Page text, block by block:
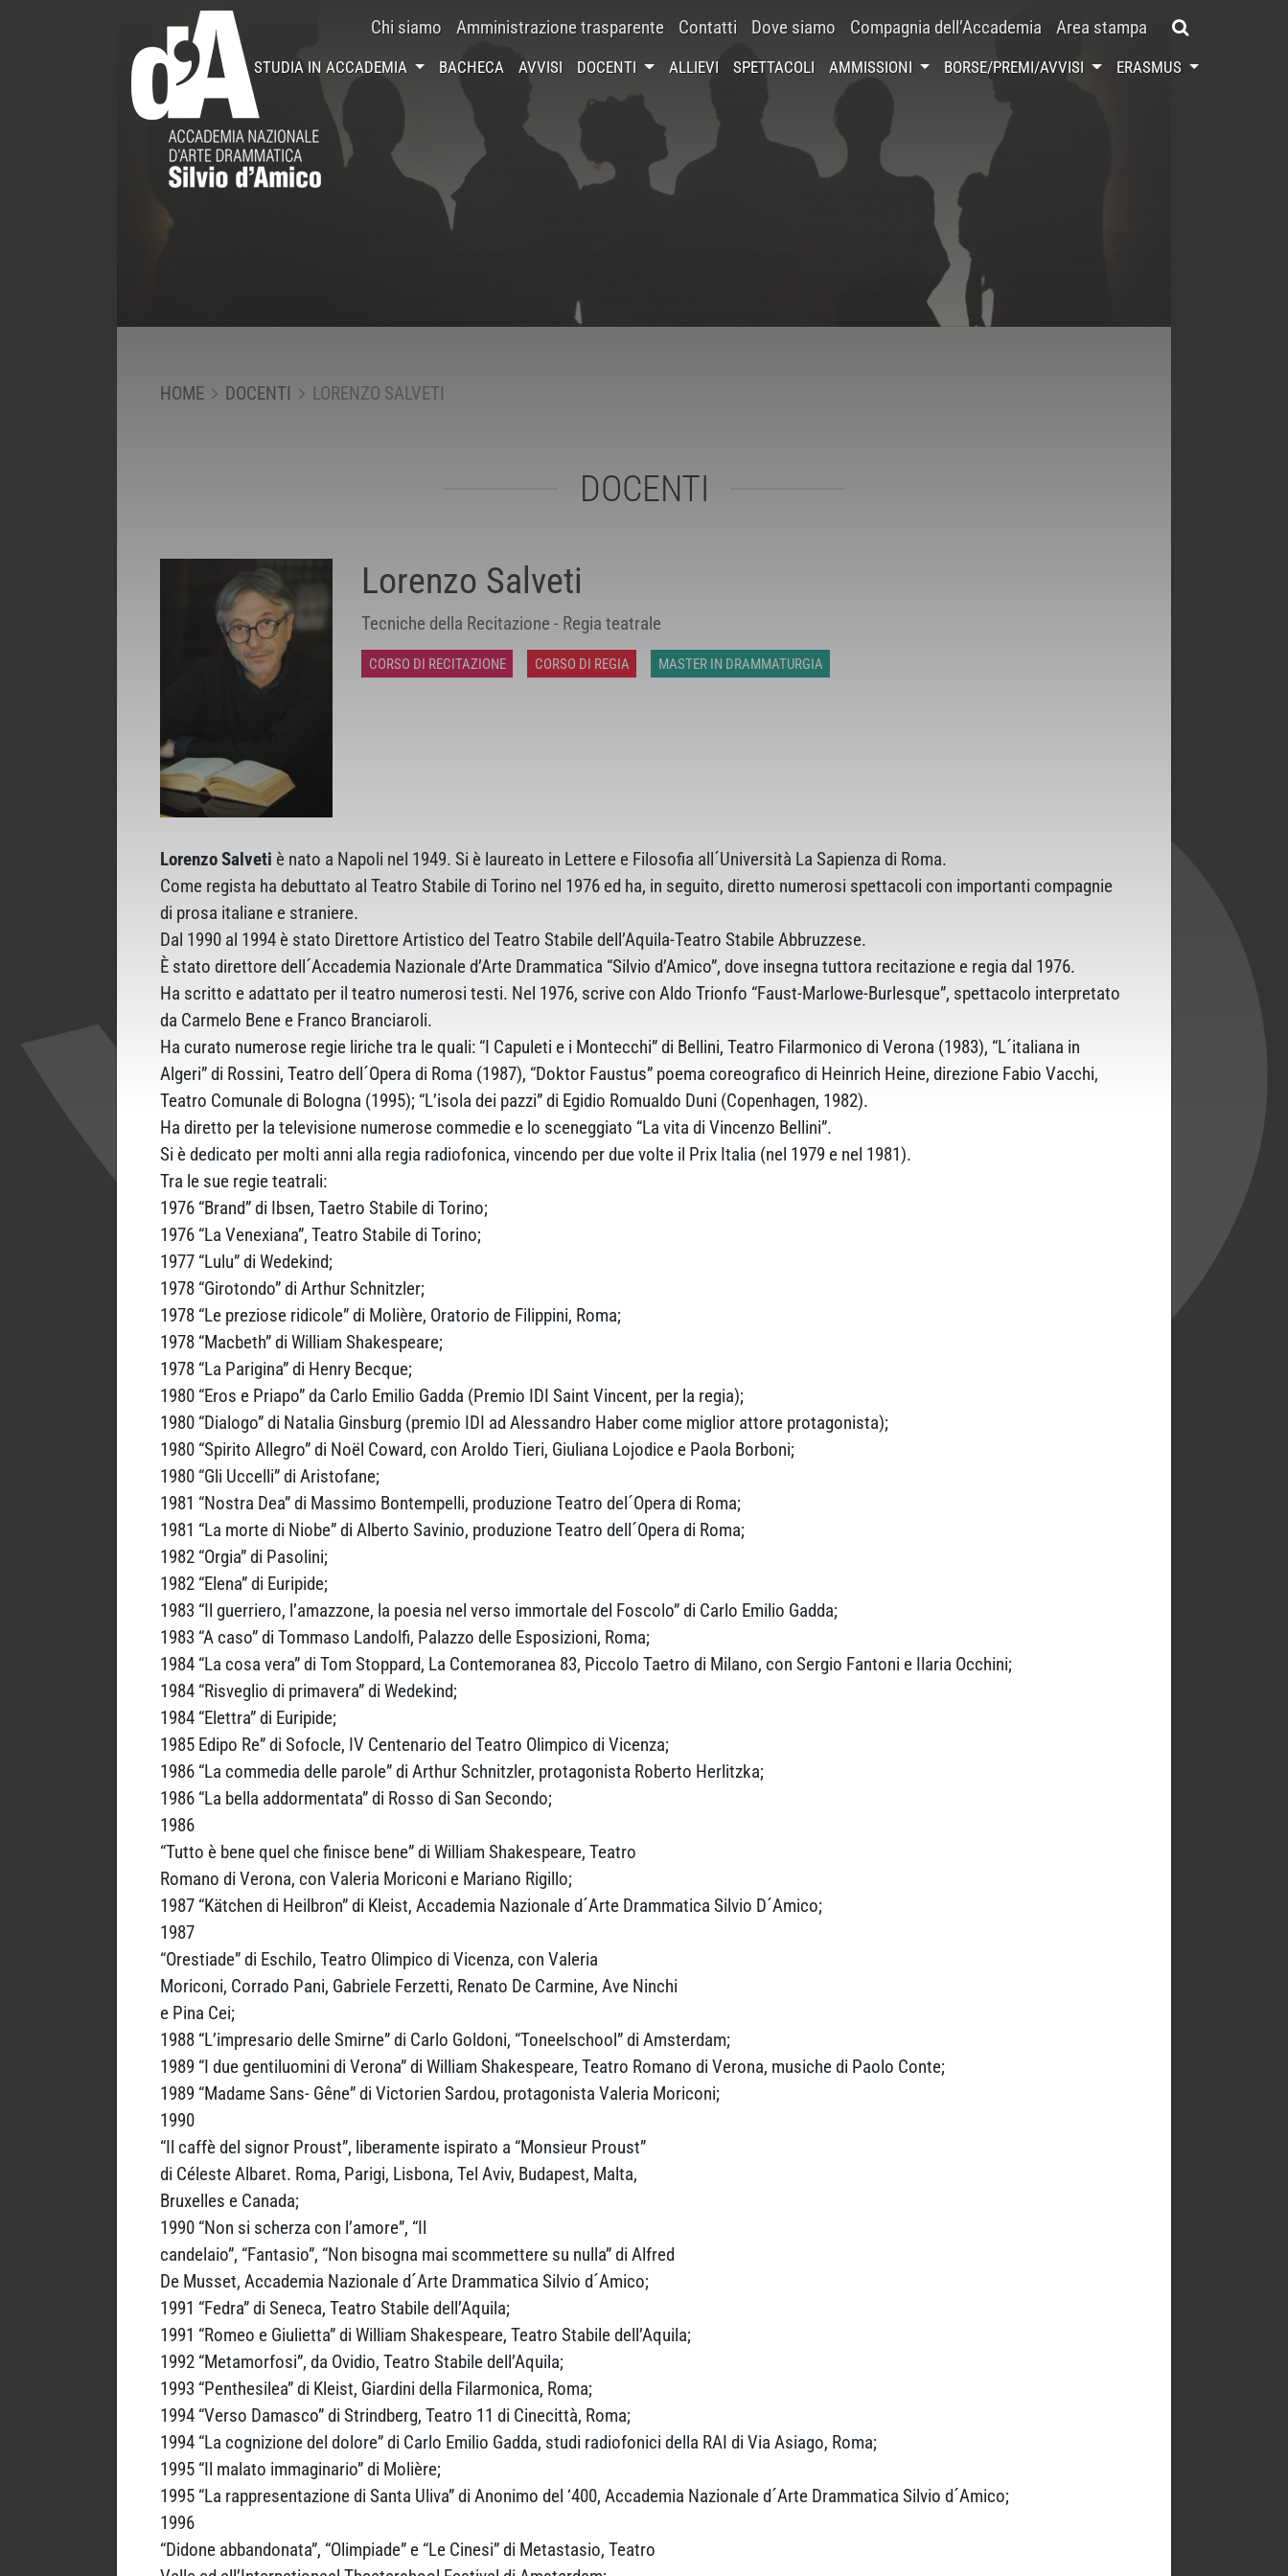
Chi siamo Amministrazione trasparente Contatti Dove siamo Compagnia dell’Accademia Area stampa
STUDIA IN ACCADEMIA BACHECA AVVISI DOCENTI ALLIEVI SPETTACOLI AMMISSIONI BORSE/PREMI/AVVISI ERASMUS
HOME DOCENTI LORENZO SALVETI
DOCENTI
Lorenzo Salveti
Tecniche della Recitazione - Regia teatrale
CORSO DI RECITAZIONE CORSO DI REGIA MASTER IN DRAMMATURGIA
Lorenzo Salveti è nato a Napoli nel 1949. Si è laureato in Lettere e Filosofia all´Università La Sapienza di Roma.
Come regista ha debuttato al Teatro Stabile di Torino nel 1976 ed ha, in seguito, diretto numerosi spettacoli con importanti compagnie
di prosa italiane e straniere.
Dal 1990 al 1994 è stato Direttore Artistico del Teatro Stabile dell’Aquila-Teatro Stabile Abbruzzese.
È stato direttore dell´Accademia Nazionale d’Arte Drammatica “Silvio d’Amico”, dove insegna tuttora recitazione e regia dal 1976.
Ha scritto e adattato per il teatro numerosi testi. Nel 1976, scrive con Aldo Trionfo “Faust-Marlowe-Burlesque”, spettacolo interpretato
da Carmelo Bene e Franco Branciaroli.
Ha curato numerose regie liriche tra le quali: “I Capuleti e i Montecchi” di Bellini, Teatro Filarmonico di Verona (1983), “L´italiana in
Algeri” di Rossini, Teatro dell´Opera di Roma (1987), “Doktor Faustus” poema coreografico di Heinrich Heine, direzione Fabio Vacchi,
Teatro Comunale di Bologna (1995); “L’isola dei pazzi” di Egidio Romualdo Duni (Copenhagen, 1982).
Ha diretto per la televisione numerose commedie e lo sceneggiato “La vita di Vincenzo Bellini”.
Si è dedicato per molti anni alla regia radiofonica, vincendo per due volte il Prix Italia (nel 1979 e nel 1981).
Tra le sue regie teatrali:
1976 “Brand” di Ibsen, Taetro Stabile di Torino;
1976 “La Venexiana”, Teatro Stabile di Torino;
1977 “Lulu” di Wedekind;
1978 “Girotondo” di Arthur Schnitzler;
1978 “Le preziose ridicole” di Molière, Oratorio de Filippini, Roma;
1978 “Macbeth” di William Shakespeare;
1978 “La Parigina” di Henry Becque;
1980 “Eros e Priapo” da Carlo Emilio Gadda (Premio IDI Saint Vincent, per la regia);
1980 “Dialogo” di Natalia Ginsburg (premio IDI ad Alessandro Haber come miglior attore protagonista);
1980 “Spirito Allegro” di Noël Coward, con Aroldo Tieri, Giuliana Lojodice e Paola Borboni;
1980 “Gli Uccelli” di Aristofane;
1981 “Nostra Dea” di Massimo Bontempelli, produzione Teatro del´Opera di Roma;
1981 “La morte di Niobe” di Alberto Savinio, produzione Teatro dell´Opera di Roma;
1982 “Orgia” di Pasolini;
1982 “Elena” di Euripide;
1983 “Il guerriero, l’amazzone, la poesia nel verso immortale del Foscolo” di Carlo Emilio Gadda;
1983 “A caso” di Tommaso Landolfi, Palazzo delle Esposizioni, Roma;
1984 “La cosa vera” di Tom Stoppard, La Contemoranea 83, Piccolo Taetro di Milano, con Sergio Fantoni e Ilaria Occhini;
1984 “Risveglio di primavera” di Wedekind;
1984 “Elettra” di Euripide;
1985 Edipo Re” di Sofocle, IV Centenario del Teatro Olimpico di Vicenza;
1986 “La commedia delle parole” di Arthur Schnitzler, protagonista Roberto Herlitzka;
1986 “La bella addormentata” di Rosso di San Secondo;
1986
“Tutto è bene quel che finisce bene” di William Shakespeare, Teatro
Romano di Verona, con Valeria Moriconi e Mariano Rigillo;
1987 “Kätchen di Heilbron” di Kleist, Accademia Nazionale d´Arte Drammatica Silvio D´Amico;
1987
“Orestiade” di Eschilo, Teatro Olimpico di Vicenza, con Valeria
Moriconi, Corrado Pani, Gabriele Ferzetti, Renato De Carmine, Ave Ninchi
e Pina Cei;
1988 “L’impresario delle Smirne” di Carlo Goldoni, “Toneelschool” di Amsterdam;
1989 “I due gentiluomini di Verona” di William Shakespeare, Teatro Romano di Verona, musiche di Paolo Conte;
1989 “Madame Sans- Gêne” di Victorien Sardou, protagonista Valeria Moriconi;
1990
“Il caffè del signor Proust”, liberamente ispirato a “Monsieur Proust”
di Céleste Albaret. Roma, Parigi, Lisbona, Tel Aviv, Budapest, Malta,
Bruxelles e Canada;
1990 “Non si scherza con l’amore”, “Il
candelaio”, “Fantasio”, “Non bisogna mai scommettere su nulla” di Alfred
De Musset, Accademia Nazionale d´Arte Drammatica Silvio d´Amico;
1991 “Fedra” di Seneca, Teatro Stabile dell’Aquila;
1991 “Romeo e Giulietta” di William Shakespeare, Teatro Stabile dell’Aquila;
1992 “Metamorfosi”, da Ovidio, Teatro Stabile dell’Aquila;
1993 “Penthesilea” di Kleist, Giardini della Filarmonica, Roma;
1994 “Verso Damasco” di Strindberg, Teatro 11 di Cinecittà, Roma;
1994 “La cognizione del dolore” di Carlo Emilio Gadda, studi radiofonici della RAI di Via Asiago, Roma;
1995 “Il malato immaginario” di Molière;
1995 “La rappresentazione di Santa Uliva” di Anonimo del ‘400, Accademia Nazionale d´Arte Drammatica Silvio d´Amico;
1996
“Didone abbandonata”, “Olimpiade” e “Le Cinesi” di Metastasio, Teatro